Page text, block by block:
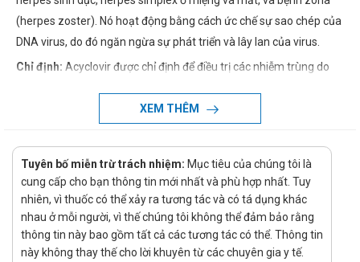
(herpes zoster). Nó hoạt động bằng cách ức chế sự sao chép của
DNA virus, do đó ngăn ngừa sự phát triển và lây lan của virus.
Chỉ định: Acyclovir được chỉ định để điều trị các nhiễm trùng do
gồm herpes sinh dục, herpes simplex ở miệng và mắt, zona và
Công dụng - Chỉ định
Điều trị khởi đầu và dự phòng tái nhiễm virus Herpes
simplex typ 1 và 2 ở da và niêm mạc, viêm não Herpes
simplex.
Điều trị nhiễm Herpes zoster (bệnh zona) cấp tính, zona
XEM THÊM
Tuyên bố miễn trừ trách nhiệm: Mục tiêu của chúng tôi là
cung cấp cho bạn thông tin mới nhất và phù hợp nhất. Tuy
nhiên, vì thuốc có thể xảy ra tương tác và có tá dụng khác
nhau ở mỗi người, vì thế chúng tôi không thể đảm bảo rằng
thông tin này bao gồm tất cả các tương tác có thể. Thông tin
này không thay thế cho lời khuyên từ các chuyên gia y tế.